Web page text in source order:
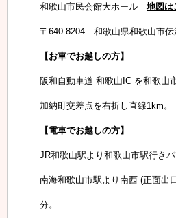
和歌山市民会館大ホール 地図は
〒640-8204 和歌山県和歌山市伝
【お車でお越しの方】
阪和自動車道 和歌山IC を和歌山
加納町交差点を右折し直線1km。
【電車でお越しの方】
JR和歌山駅より和歌山市駅行きバ
南海和歌山市駅より南西 (正面出
分。